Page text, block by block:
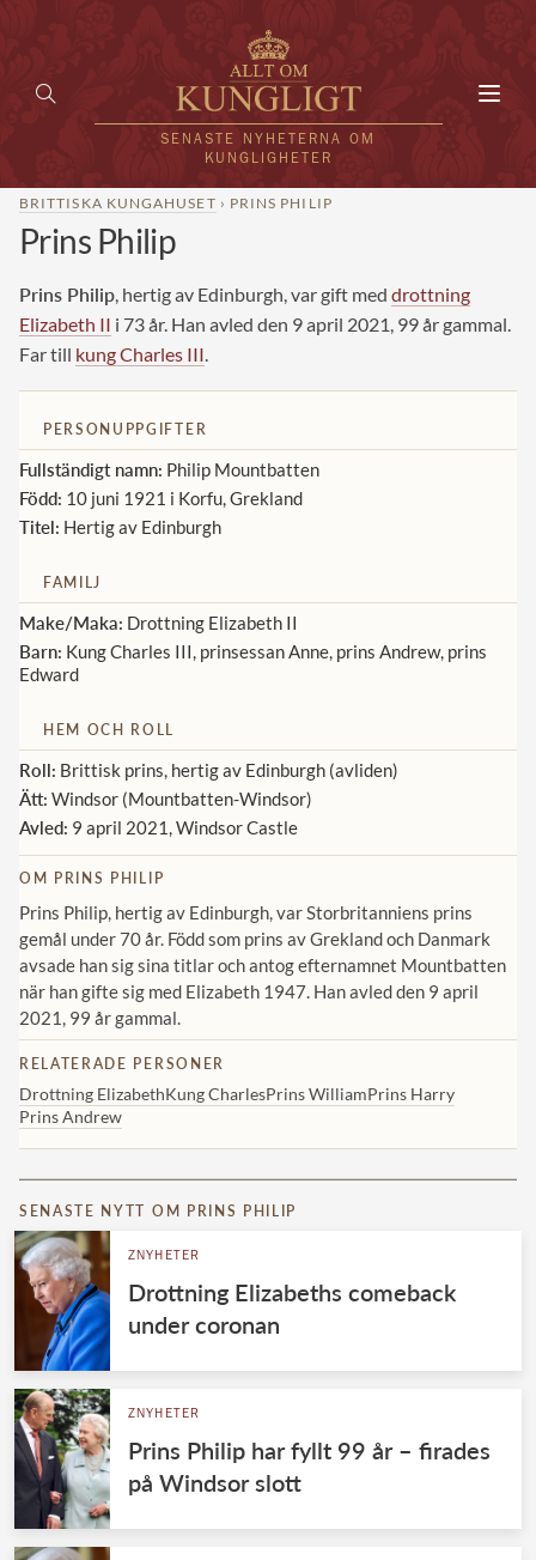
SENASTE NYHETERNA OM
KUNGLIGHETER
KUNGAFAMILJEN
VÄRLDENS KUNGAHUS
Svenska kungahuset
Brittiska kungahuset
Danska kungahuset
Spanska kungahuset
Jordanska kungahuset
Luxemburgska storhertighuset
Thailändska kungahuset
Marockanska kungahuset
Monacos furstehus
REDAKTION
BRITTISKA KUNGAHUSET › PRINS PHILIP
Prins Philip
Prins Philip , hertig av Edinburgh, var gift med drottning
Elizabeth II i 73 år. Han avled den 9 april 2021, 99 år gammal.
Far till kung Charles III
PERSONUPPGIFTER
Fullständigt namn: Philip Mountbatten
Född: 10 juni 1921 i Korfu, Grekland
Titel: Hertig av Edinburgh
FAMILJ
Make/Maka: Drottning Elizabeth II
Barn: Kung Charles III, prinsessan Anne, prins Andrew, prins
Edward
HEM OCH ROLL
Roll: Brittisk prins, hertig av Edinburgh (avliden)
Ätt: Windsor (Mountbatten-Windsor)
Avled: 9 april 2021, Windsor Castle
OM PRINS PHILIP
Prins Philip, hertig av Edinburgh, var Storbritanniens prins
gemål under 70 år. Född som prins av Grekland och Danmark
avsade han sig sina titlar och antog efternamnet Mountbatten
när han gifte sig med Elizabeth 1947. Han avled den 9 april
2021, 99 år gammal.
RELATERADE PERSONER
Drottning ElizabethKung CharlesPrins WilliamPrins Harry
Prins Andrew
SENASTE NYTT OM PRINS PHILIP
ZNYHETER
Drottning Elizabeths comeback
under coronan
ZNYHETER
Prins Philip har fyllt 99 år – firades
på Windsor slott